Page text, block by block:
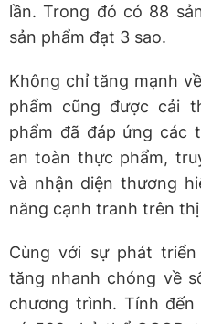
lần. Trong đó có 88
sản phẩm đạt 3 sao.
Không chỉ tăng mạnh
phẩm cũng được cải
phẩm đã đáp ứng các
an toàn thực phẩm,
và nhận diện thương
năng cạnh tranh trên
Cùng với sự phát
tăng nhanh chóng về
chương trình. Tính